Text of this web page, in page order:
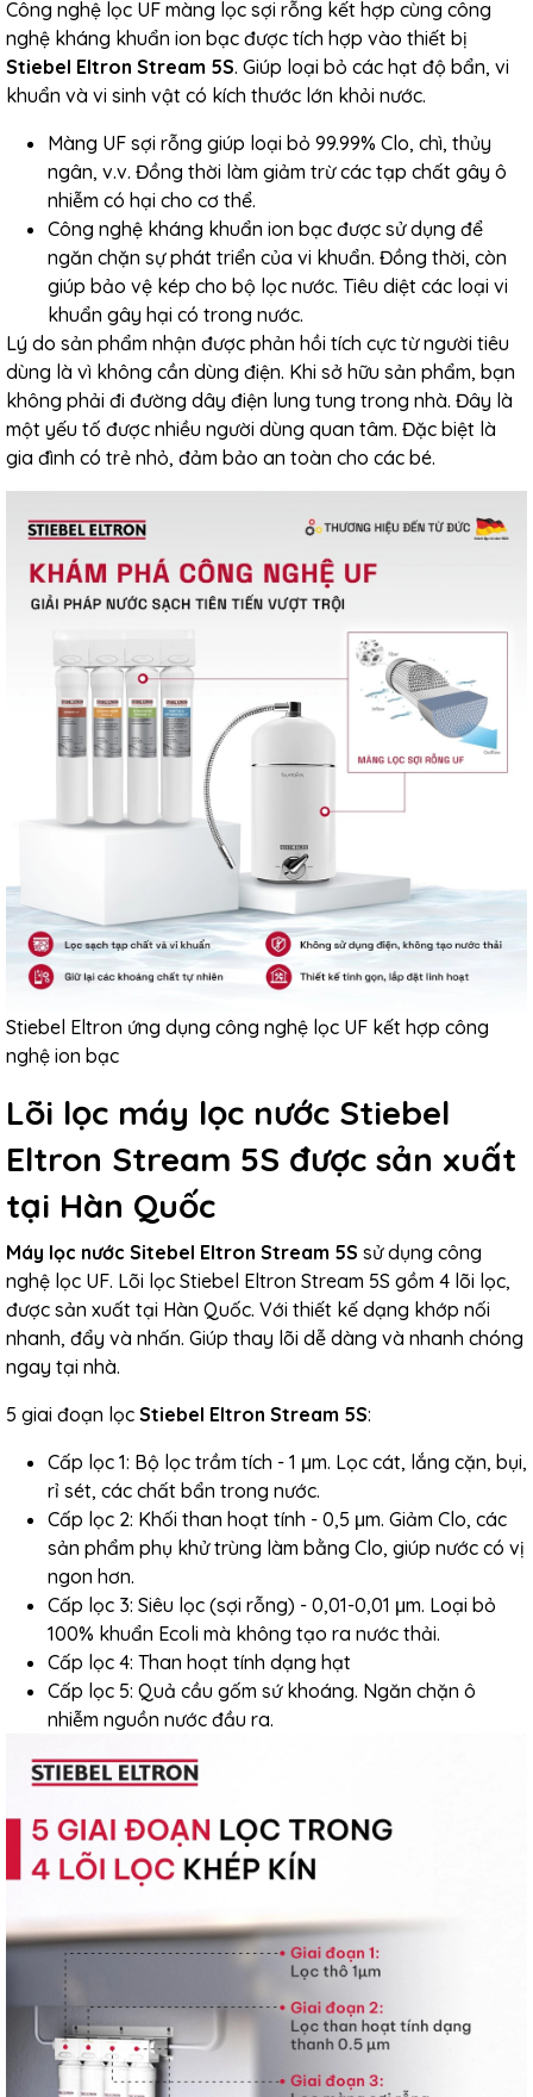
Công nghệ lọc UF màng lọc sợi rỗng kết hợp cùng công
nghệ kháng khuẩn ion bạc được tích hợp vào thiết bị
Stiebel Eltron Stream 5S. Giúp loại bỏ các hạt độ bẩn, vi
khuẩn và vi sinh vật có kích thước lớn khỏi nước.
Màng UF sợi rỗng giúp loại bỏ 99.99% Clo, chì, thủy
ngân, v.v. Đồng thời làm giảm trừ các tạp chất gây ô
nhiễm có hại cho cơ thể.
Công nghệ kháng khuẩn ion bạc được sử dụng để
ngăn chặn sự phát triển của vi khuẩn. Đồng thời, còn
giúp bảo vệ kép cho bộ lọc nước. Tiêu diệt các loại vi
khuẩn gây hại có trong nước.
Lý do sản phẩm nhận được phản hồi tích cực từ người tiêu
dùng là vì không cần dùng điện. Khi sở hữu sản phẩm, bạn
không phải đi đường dây điện lung tung trong nhà. Đây là
một yếu tố được nhiều người dùng quan tâm. Đặc biệt là
gia đình có trẻ nhỏ, đảm bảo an toàn cho các bé.
Stiebel Eltron ứng dụng công nghệ lọc UF kết hợp công
nghệ ion bạc
Lõi lọc máy lọc nước Stiebel
Eltron Stream 5S được sản xuất
tại Hàn Quốc
Máy lọc nước Sitebel Eltron Stream 5S sử dụng công
nghệ lọc UF. Lõi lọc Stiebel Eltron Stream 5S gồm 4 lõi lọc,
được sản xuất tại Hàn Quốc. Với thiết kế dạng khớp nối
nhanh, đẩy và nhấn. Giúp thay lõi dễ dàng và nhanh chóng
ngay tại nhà.
5 giai đoạn lọc Stiebel Eltron Stream 5S:
Cấp lọc 1: Bộ lọc trầm tích - 1 μm. Lọc cát, lắng cặn, bụi,
rỉ sét, các chất bẩn trong nước.
Cấp lọc 2: Khối than hoạt tính - 0,5 μm. Giảm Clo, các
sản phẩm phụ khử trùng làm bằng Clo, giúp nước có vị
ngon hơn.
Cấp lọc 3: Siêu lọc (sợi rỗng) - 0,01-0,01 μm. Loại bỏ
100% khuẩn Ecoli mà không tạo ra nước thải.
Cấp lọc 4: Than hoạt tính dạng hạt
Cấp lọc 5: Quả cầu gốm sứ khoáng. Ngăn chặn ô
nhiễm nguồn nước đầu ra.